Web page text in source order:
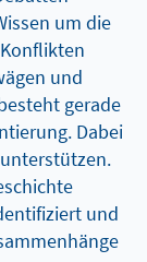
um die
und
gerade
Dabei
und